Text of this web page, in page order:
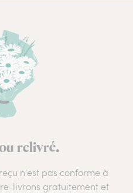
relivré.
n'est pas conforme à
livrons gratuitement et